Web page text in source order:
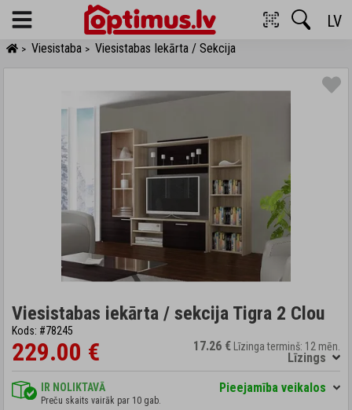
Menu LV
> Viesistaba > Viesistabas Iekārta / Sekcija
Viesistabas iekārta / sekcija Tigra 2 Clou
Kods: #78245
229.00 € 17.26 € Līzinga termiņš: 12 mēn.
Līzings
IR NOLIKTAVĀ
Preču skaits vairāk par 10 gab.
Pieejamība veikalos